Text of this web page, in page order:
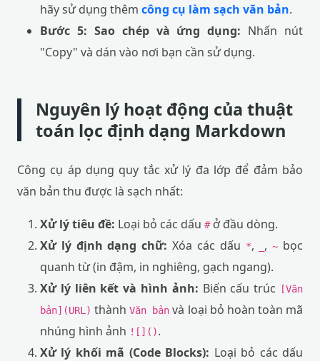
hãy sử dụng thêm công cụ làm sạch văn bản.
Bước 5: Sao chép và ứng dụng: Nhấn nút
"Copy" và dán vào nơi bạn cần sử dụng.
Nguyên lý hoạt động của thuật
toán lọc định dạng Markdown
Công cụ áp dụng quy tắc xử lý đa lớp để đảm bảo
văn bản thu được là sạch nhất:
Xử lý tiêu đề: Loại bỏ các dấu #ở đầu dòng.
Xử lý định dạng chữ: Xóa các dấu *, ,~ bọc
quanh từ (in đậm, in nghiêng, gạch ngang).
Xử lý liên kết và hình ảnh: Biến cấu trúc
[Văn
bản](URL) thànhVăn bản và loại bỏ hoàn toàn mã
nhúng hình ảnh ![]().
Xử lý khối mã (Code Blocks): Loại bỏ các dấu